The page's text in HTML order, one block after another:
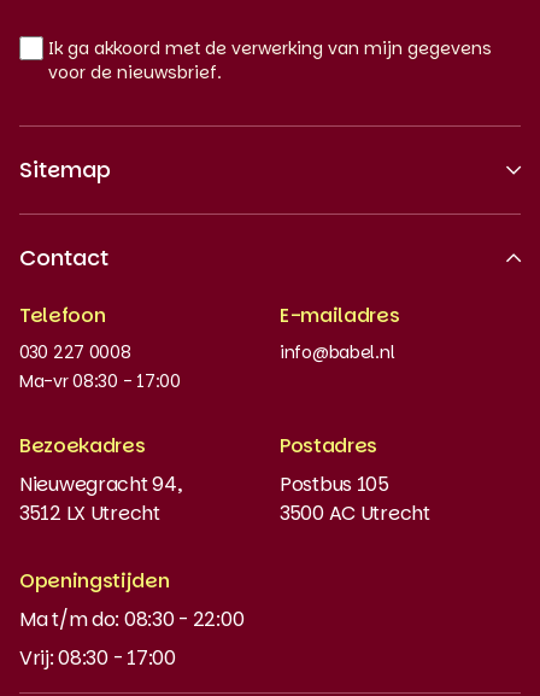
Ik ga akkoord met de verwerking van mijn gegevens
voor de nieuwsbrief.
Sitemap
Nieuws en updates
Instaptoets
MyBabel
NT2
DUO-lening
Contact
Telefoon
030 227 0008
Ma-vr 08:30 - 17:00
E-mailadres
info@babel.nl
Bezoekadres
Nieuwegracht 94,
3512 LX Utrecht
Postadres
Postbus 105
3500 AC Utrecht
Openingstijden
Ma t/m do: 08:30 - 22:00
Vrij: 08:30 - 17:00